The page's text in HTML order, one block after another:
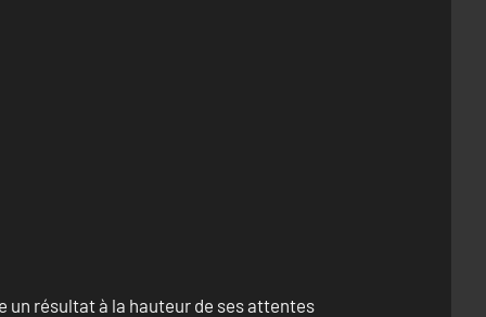
résultat à la hauteur de ses attentes